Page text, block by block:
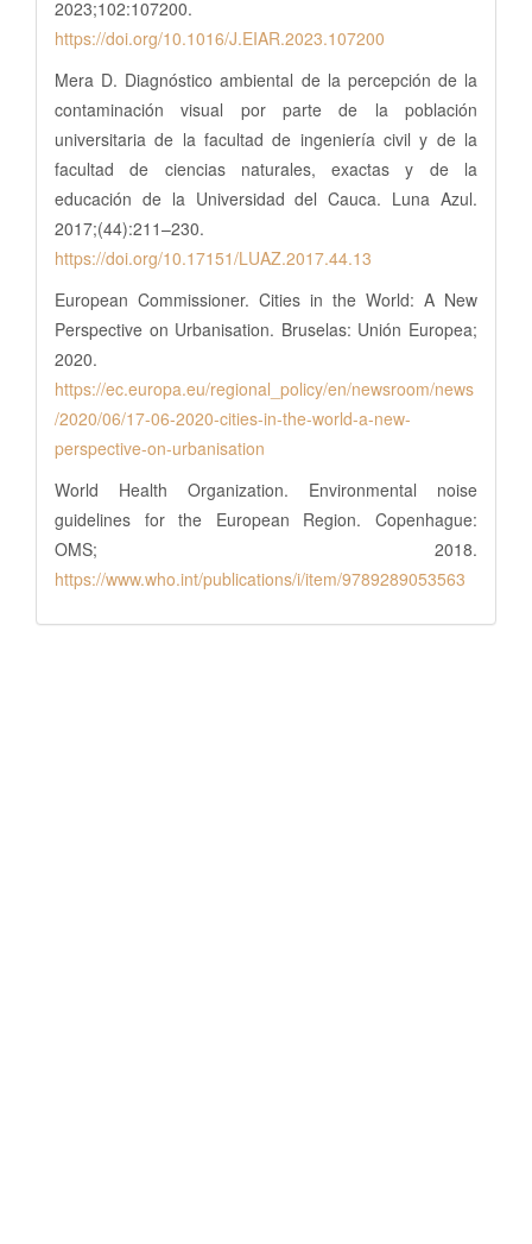
2023;102:107200.
https://doi.org/10.1016/J.EIAR.2023.107200
Mera D. Diagnóstico ambiental de la percepción de la
contaminación visual por parte de la población
universitaria de la facultad de ingeniería civil y de la
facultad de ciencias naturales, exactas y de la
educación de la Universidad del Cauca. Luna Azul.
2017;(44):211–230.
https://doi.org/10.17151/LUAZ.2017.44.13
European Commissioner. Cities in the World: A New
Perspective on Urbanisation. Bruselas: Unión Europea;
2020.
https://ec.europa.eu/regional_policy/en/newsroom/news
/2020/06/17-06-2020-cities-in-the-world-a-new-
perspective-on-urbanisation
World Health Organization. Environmental noise
guidelines for the European Region. Copenhague:
OMS; 2018.
https://www.who.int/publications/i/item/9789289053563